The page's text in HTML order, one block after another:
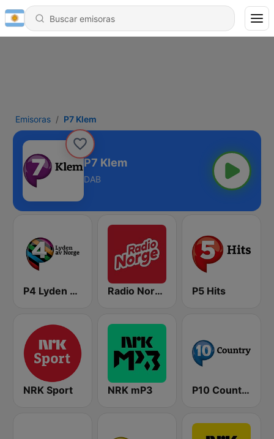
Emisoras P7 Klem
P7 Klem
DAB
P4 Lyden av Norge Radio Norge P5 Hits
NRK Sport NRK mP3 P10 Country